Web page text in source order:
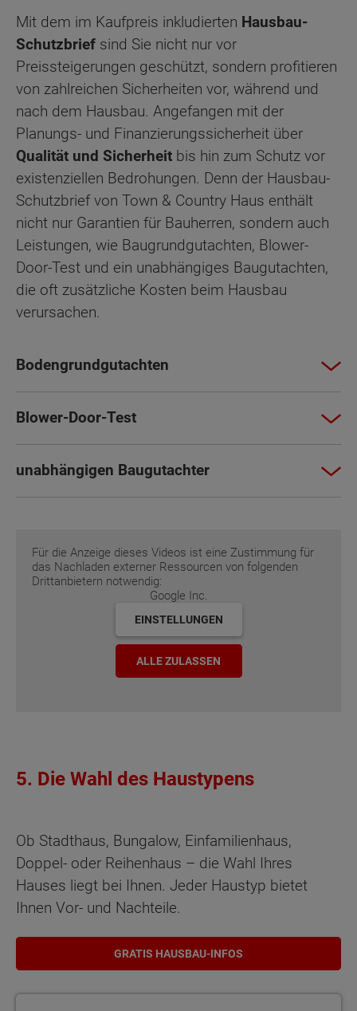
Mit dem im Kaufpreis inkludierten Hausbau-
Schutzbrief sind Sie nicht nur vor
Preissteigerungen geschützt, sondern profitieren
von zahlreichen Sicherheiten vor, während und
nach dem Hausbau. Angefangen mit der
Planungs- und Finanzierungssicherheit über
Qualität und Sicherheit bis hin zum Schutz vor
existenziellen Bedrohungen. Denn der Hausbau-
Schutzbrief von Town & Country Haus enthält
nicht nur Garantien für Bauherren, sondern auch
Leistungen, wie Baugrundgutachten, Blower-
Door-Test und ein unabhängiges Baugutachten,
die oft zusätzliche Kosten beim Hausbau
verursachen.
Bodengrundgutachten
Blower-Door-Test
unabhängigen Baugutachter
Für die Anzeige dieses Videos ist eine Zustimmung für
das Nachladen externer Ressourcen von folgenden
Drittanbietern notwendig:
Google Inc.
EINSTELLUNGEN
ALLE ZULASSEN
5. Die Wahl des Haustypens
Ob Stadthaus, Bungalow, Einfamilienhaus,
Doppel- oder Reihenhaus – die Wahl Ihres
Hauses liegt bei Ihnen. Jeder Haustyp bietet
Ihnen Vor- und Nachteile.
GRATIS HAUSBAU-INFOS